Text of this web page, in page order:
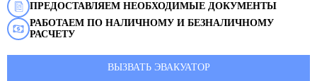
ПРЕДОСТАВЛЯЕМ НЕОБХОДИМЫЕ ДОКУМЕНТЫ
РАБОТАЕМ ПО НАЛИЧНОМУ И БЕЗНАЛИЧНОМУ
РАСЧЕТУ
ВЫЗВАТЬ ЭВАКУАТОР